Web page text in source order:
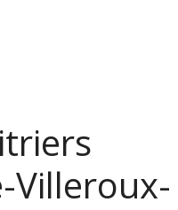
Villeroux-